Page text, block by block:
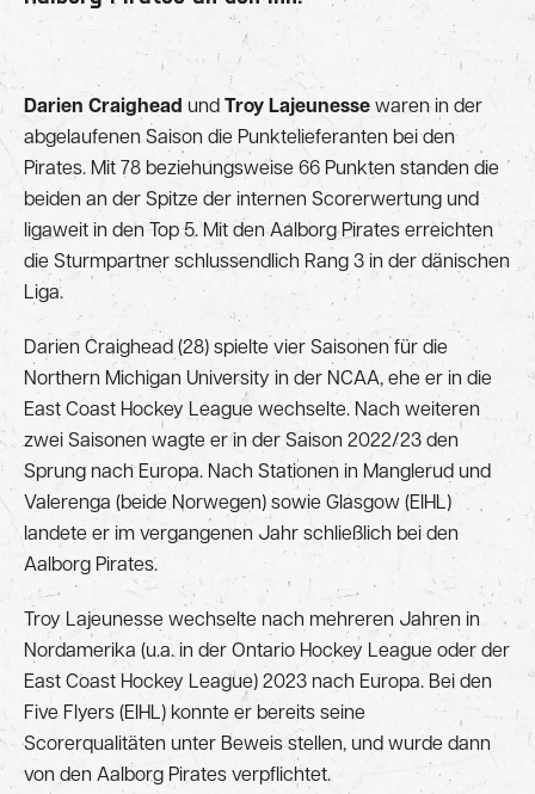
Darien Craighead und Troy Lajeunesse waren in der
abgelaufenen Saison die Punktelieferanten bei den
Pirates. Mit 78 beziehungsweise 66 Punkten standen die
beiden an der Spitze der internen Scorerwertung und
ligaweit in den Top 5. Mit den Aalborg Pirates erreichten
die Sturmpartner schlussendlich Rang 3 in der dänischen
Liga.
Darien Craighead (28) spielte vier Saisonen für die
Northern Michigan University in der NCAA, ehe er in die
East Coast Hockey League wechselte. Nach weiteren
zwei Saisonen wagte er in der Saison 2022/23 den
Sprung nach Europa. Nach Stationen in Manglerud und
Valerenga (beide Norwegen) sowie Glasgow (EIHL)
landete er im vergangenen Jahr schließlich bei den
Aalborg Pirates.
Troy Lajeunesse wechselte nach mehreren Jahren in
Nordamerika (u.a. in der Ontario Hockey League oder der
East Coast Hockey League) 2023 nach Europa. Bei den
Five Flyers (EIHL) konnte er bereits seine
Scorerqualitäten unter Beweis stellen, und wurde dann
von den Aalborg Pirates verpflichtet.